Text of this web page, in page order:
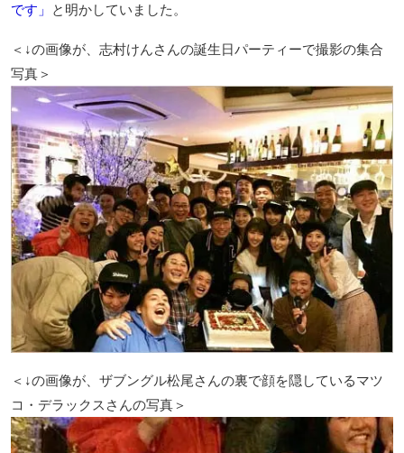
です」
と明かしていました。
＜↓の画像が、志村けんさんの誕生日パーティーで撮影の集合
写真＞
＜↓の画像が、ザブングル松尾さんの裏で顔を隠しているマツ
コ・デラックスさんの写真＞